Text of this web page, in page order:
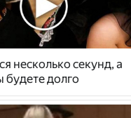
несколько секунд, а
будете долго